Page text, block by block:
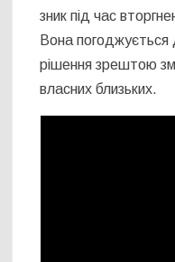
зник під час
Вона
рішення зрештою
власних близьких.